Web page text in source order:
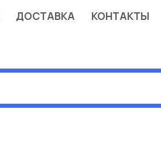
ДОСТАВКА КОНТАКТЫ